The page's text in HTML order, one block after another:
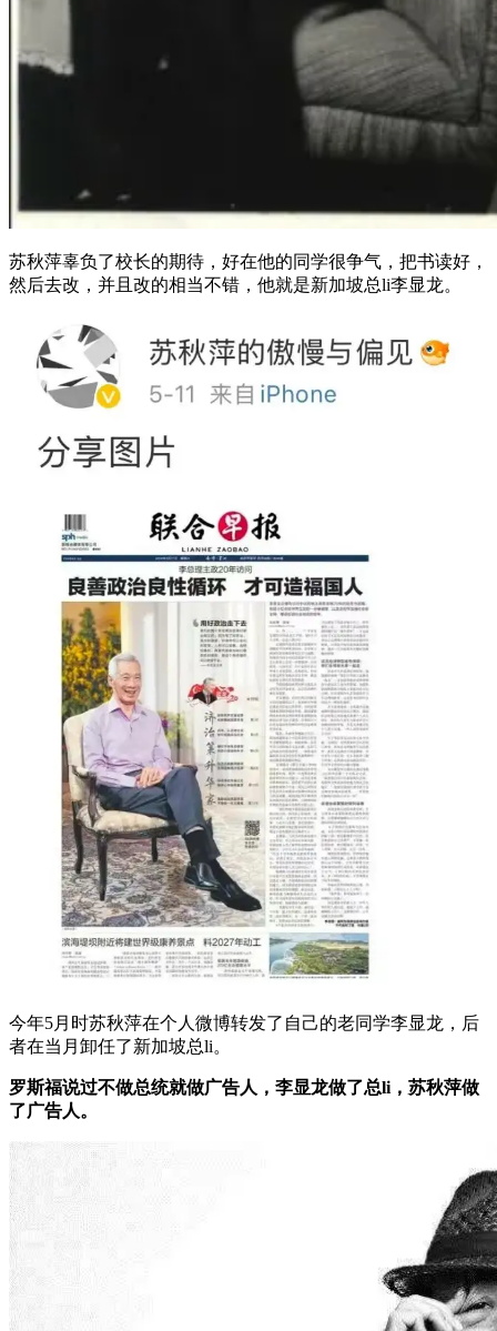
苏秋萍辜负了校长的期待，好在他的同学很争气，把书读好，
然后去改，并且改的相当不错，他就是新加坡总li李显龙。
今年5月时苏秋萍在个人微博转发了自己的老同学李显龙，后
者在当月卸任了新加坡总li。
罗斯福说过不做总统就做广告人，李显龙做了总li，苏秋萍做
了广告人。